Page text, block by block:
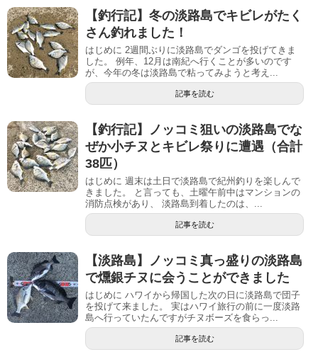
【釣行記】冬の淡路島でキビレがたく
さん釣れました！
はじめに 2週間ぶりに淡路島でダンゴを投げてきま
した。 例年、12月は南紀へ行くことが多いのです
が、今年の冬は淡路島で粘ってみようと考え...
記事を読む
【釣行記】ノッコミ狙いの淡路島でな
ぜか小チヌとキビレ祭りに遭遇（合計
38匹）
はじめに 週末は土日で淡路島で紀州釣りを楽しんで
きました。 と言っても、土曜午前中はマンションの
消防点検があり、 淡路島到着したのは、...
記事を読む
【淡路島】ノッコミ真っ盛りの淡路島
で燻銀チヌに会うことができました
はじめに ハワイから帰国した次の日に淡路島で団子
を投げて来ました。 実はハワイ旅行の前に一度淡路
島へ行っていたんですがチヌボーズを食らっ...
記事を読む